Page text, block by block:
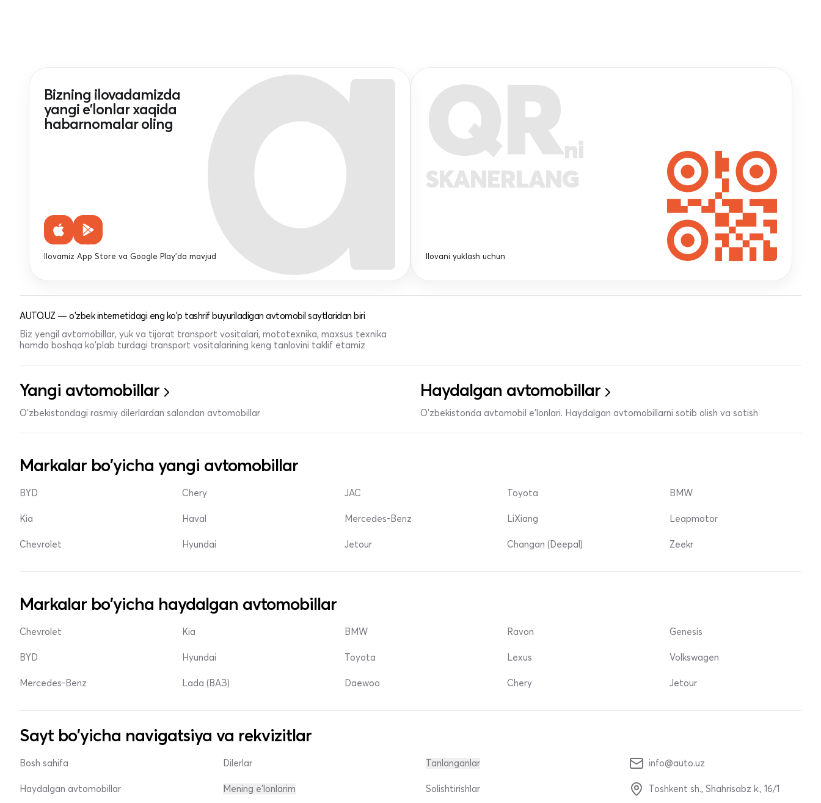
Bizning ilovadamizda
yangi e'lonlar xaqida
habarnomalar oling
Ilovamiz App Store va Google Play'da mavjud
QRni
SKANERLANG
Ilovani yuklash uchun
AUTO.UZ — o'zbek internetidagi eng ko'p tashrif buyuriladigan avtomobil saytlaridan biri
Biz yengil avtomobillar, yuk va tijorat transport vositalari, mototexnika, maxsus texnika
hamda boshqa ko'plab turdagi transport vositalarining keng tanlovini taklif etamiz
Yangi avtomobillar
O'zbekistondagi rasmiy dilerlardan salondan avtomobillar
Haydalgan avtomobillar
O'zbekistonda avtomobil e’lonlari. Haydalgan avtomobillarni sotib olish va sotish
Markalar bo'yicha yangi avtomobillar
BYD
Kia
Chevrolet
Chery
Haval
Hyundai
JAC
Mercedes-Benz
Jetour
Toyota
LiXiang
Changan (Deepal)
BMW
Leapmotor
Zeekr
Markalar bo'yicha haydalgan avtomobillar
Chevrolet
BYD
Mercedes-Benz
Kia
Hyundai
Lada (ВАЗ)
BMW
Toyota
Daewoo
Ravon
Lexus
Chery
Genesis
Volkswagen
Jetour
Sayt bo'yicha navigatsiya va rekvizitlar
Bosh sahifa
Haydalgan avtomobillar
Dilerlar
Mening e'lonlarim
Tanlanganlar
Solishtirishlar
info@auto.uz
Toshkent sh., Shahrisabz k., 16/1